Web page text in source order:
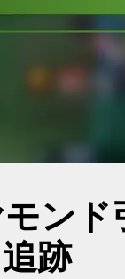
ン
跡